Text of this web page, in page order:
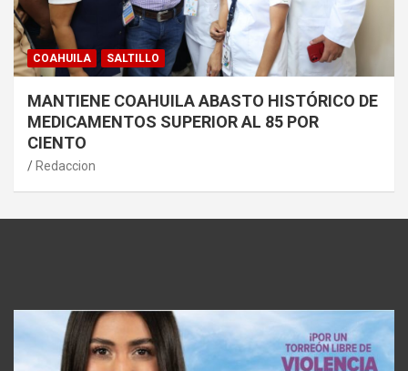
COAHUILA SALTILLO
MANTIENE COAHUILA ABASTO HISTÓRICO DE
MEDICAMENTOS SUPERIOR AL 85 POR
CIENTO
Redaccion